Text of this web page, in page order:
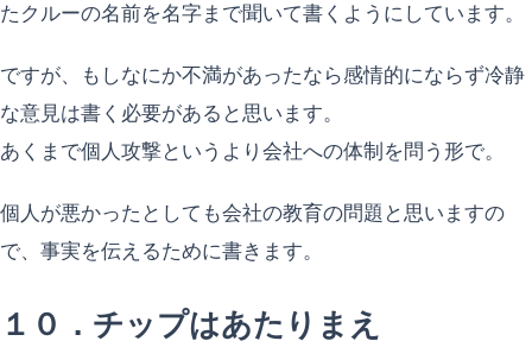
たクルーの名前を名字まで聞いて書くようにしています。
ですが、もしなにか不満があったなら感情的にならず冷静
な意見は書く必要があると思います。
あくまで個人攻撃というより会社への体制を問う形で。
個人が悪かったとしても会社の教育の問題と思いますの
で、事実を伝えるために書きます。
１０．チップはあたりまえ